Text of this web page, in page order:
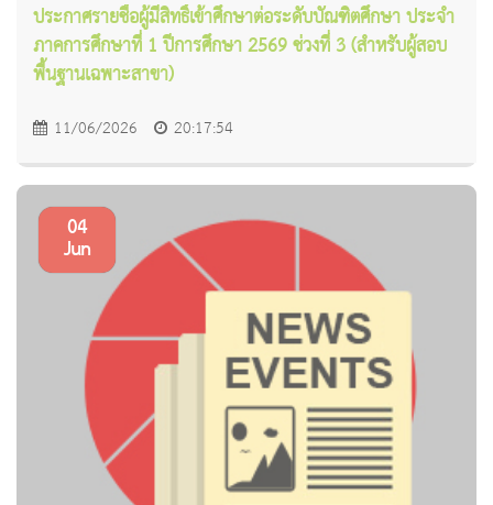
ประกาศรายชื่อผู้มีสิทธิ์เข้าศึกษาต่อระดับบัณฑิตศึกษา ประจำ
ภาคการศึกษาที่ 1 ปีการศึกษา 2569 ช่วงที่ 3 (สำหรับผู้สอบ
พื้นฐานเฉพาะสาขา)
11/06/2026 20:17:54
04
Jun